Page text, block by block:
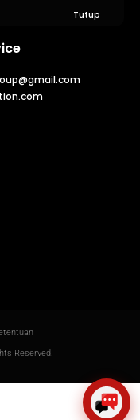
Tutup
Reserved.